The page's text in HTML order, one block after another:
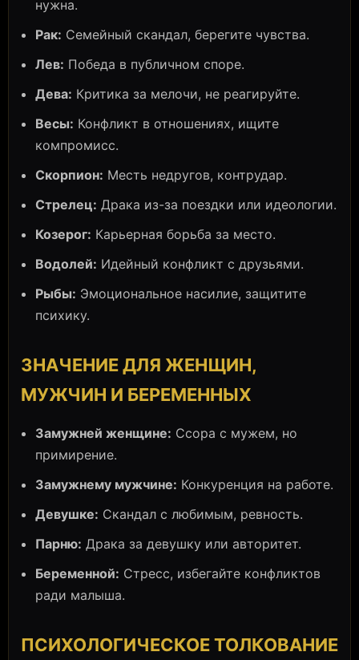
нужна.
Рак: Семейный скандал, берегите чувства.
Лев: Победа в публичном споре.
Дева: Критика за мелочи, не реагируйте.
Весы: Конфликт в отношениях, ищите
компромисс.
Скорпион: Месть недругов, контрудар.
Стрелец: Драка из-за поездки или идеологии.
Козерог: Карьерная борьба за место.
Водолей: Идейный конфликт с друзьями.
Рыбы: Эмоциональное насилие, защитите
психику.
ЗНАЧЕНИЕ ДЛЯ ЖЕНЩИН,
МУЖЧИН И БЕРЕМЕННЫХ
Замужней женщине: Ссора с мужем, но
примирение.
Замужнему мужчине: Конкуренция на работе.
Девушке: Скандал с любимым, ревность.
Парню: Драка за девушку или авторитет.
Беременной: Стресс, избегайте конфликтов
ради малыша.
ПСИХОЛОГИЧЕСКОЕ ТОЛКОВАНИЕ